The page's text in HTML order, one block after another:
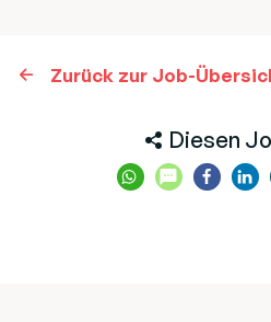
Zurück zur Job-
Diesen